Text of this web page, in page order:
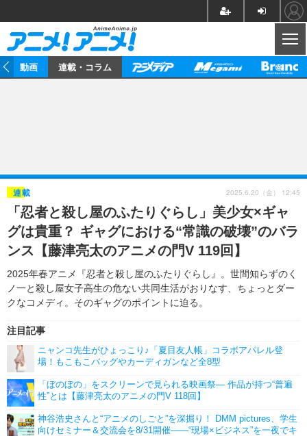
ゲーム グッズ
イベント 海外
海外イベント ビジネス
俳優・タレント アーティスト
ビジネス
アニメ 実写
書評 イベント
ゲーム 座談会
動画
アニメ 映画/ドラマ
アニメ！アニメ！TV ABEMA Cafe
連載・コラム
動画 連載・コラム
「忍者と殺し屋のふたりぐらし」美少女×ギャ
グは貴重？ ギャグにおける“常識の破壊”のバラ
ンス【藤津亮太のアニメの門V 119回】
2025年春アニメ『忍者と殺し屋のふたりぐらし』。世間知らずのく
ノ一と殺し屋女子高生の危ない共同生活がおりなす、ちょっとダー
クなコメディ。そのギャグのポイントに迫る。
連載
注目記事
ニャンコ先生がひょっこり♪「夏目友人帳」コラボアパレル登
場！もこもこバッグやカーディガンなど全8型
「ぼのぼの」をスクリーンで見られる映画祭― 作品が持つ“普遍
性”とは【藤津亮太のアニメの門V 118回】
神谷浩史さんと“アニメのしごと”を深掘り！ DMM pictures、学生
向けセミナー＆交流会を8/31開催――“現場×ビジネス”を一夜でキ
2025.6.20（金） 12:45